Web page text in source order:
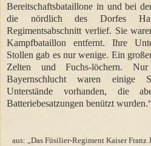
Bereitschaftsbataillone in und bei
die nördlich des Dorfes
Regimentsabschnitt verlief. Sie
Kampfbataillon entfernt. Ihre
Stollen gab es nur wenige. Ein
Zelten und Fuchs-löchern.
Bayernschlucht waren einige
Unterstände vorhanden, die
Batteriebesatzungen benützt
aus: „Das Füsilier-Regiment Kaiser